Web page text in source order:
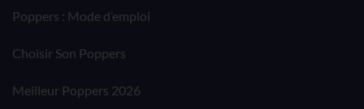
Poppers : Mode d’emploi
Choisir Son Poppers
Meilleur Poppers 2026